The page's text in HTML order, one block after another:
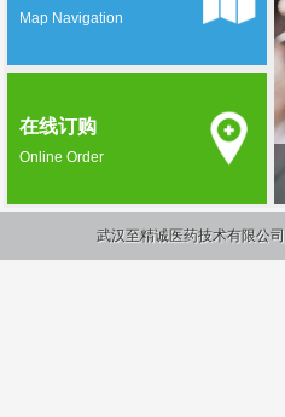
Map Navigation
在线订购
Online Order
武汉至精诚医药技术有限公司